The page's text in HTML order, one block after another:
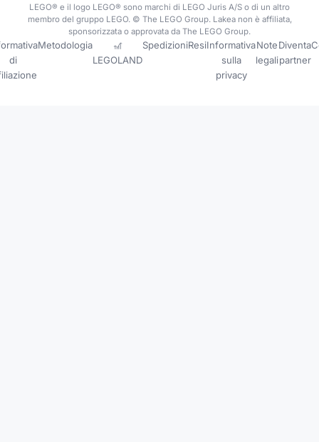
LEGO® e il logo LEGO® sono marchi di LEGO Juris A/S o di un altro
membro del gruppo LEGO. © The LEGO Group. Lakea non è affiliata,
sponsorizzata o approvata da The LEGO Group.
di
Metodologia
🎢
LEGOLAND
SpedizioniResiInformativa
sulla
privacy
Note
legali
Diventa
partner